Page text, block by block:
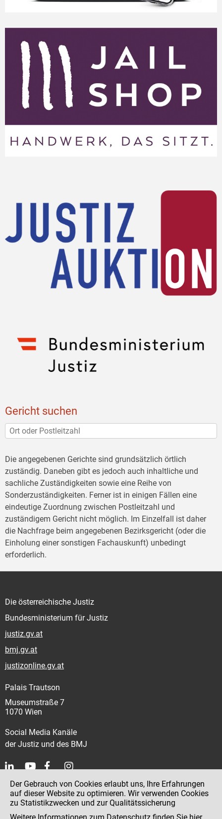
Gericht suchen
Die angegebenen Gerichte sind grundsätzlich örtlich
zuständig. Daneben gibt es jedoch auch inhaltliche und
sachliche Zuständigkeiten sowie eine Reihe von
Sonderzuständigkeiten. Ferner ist in einigen Fällen eine
eindeutige Zuordnung zwischen Postleitzahl und
zuständigem Gericht nicht möglich. Im Einzelfall ist daher
die Nachfrage beim angegebenen Bezirksgericht (oder die
Einholung einer sonstigen Fachauskunft) unbedingt
erforderlich.
Die österreichische Justiz
Bundesministerium für Justiz
justiz.gv.at
bmj.gv.at
justizonline.gv.at
Palais Trautson
Museumstraße 7
1070 Wien
Social Media Kanäle
der Justiz und des BMJ
Kontakt
Impressum
Der Gebrauch von Cookies erlaubt uns, Ihre Erfahrungen
auf dieser Website zu optimieren. Wir verwenden Cookies
zu Statistikzwecken und zur Qualitätssicherung